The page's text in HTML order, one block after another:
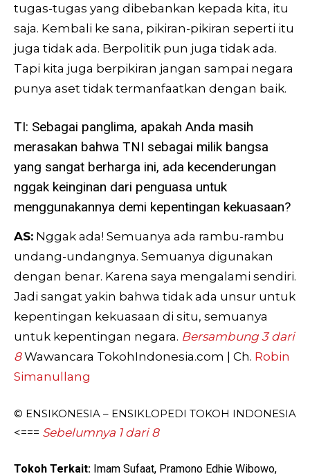
tugas-tugas yang dibebankan kepada kita, itu
saja. Kembali ke sana, pikiran-pikiran seperti itu
juga tidak ada. Berpolitik pun juga tidak ada.
Tapi kita juga berpikiran jangan sampai negara
punya aset tidak termanfaatkan dengan baik.
TI: Sebagai panglima, apakah Anda masih
merasakan bahwa TNI sebagai milik bangsa
yang sangat berharga ini, ada kecenderungan
nggak keinginan dari penguasa untuk
menggunakannya demi kepentingan kekuasaan?
AS: Nggak ada! Semuanya ada rambu-rambu
undang-undangnya. Semuanya digunakan
dengan benar. Karena saya mengalami sendiri.
Jadi sangat yakin bahwa tidak ada unsur untuk
kepentingan kekuasaan di situ, semuanya
untuk kepentingan negara. Bersambung 3 dari
8 Wawancara TokohIndonesia.com | Ch. Robin
Simanullang
© ENSIKONESIA – ENSIKLOPEDI TOKOH INDONESIA
<=== Sebelumnya 1 dari 8
Tokoh Terkait: Imam Sufaat, Pramono Edhie Wibowo,